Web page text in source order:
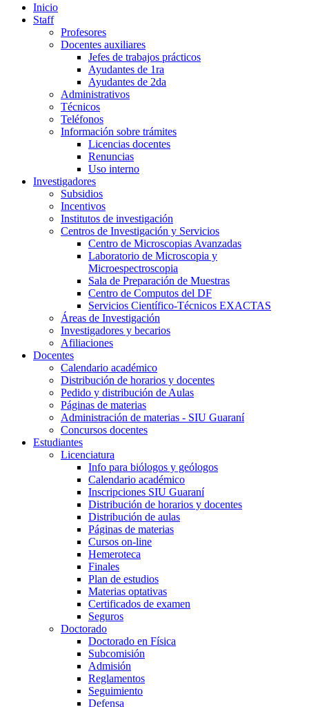
Inicio
Staff
Profesores
Docentes auxiliares
Jefes de trabajos prácticos
Ayudantes de 1ra
Ayudantes de 2da
Administrativos
Técnicos
Teléfonos
Información sobre trámites
Licencias docentes
Renuncias
Uso interno
Investigadores
Subsidios
Incentivos
Institutos de investigación
Centros de Investigación y Servicios
Centro de Microscopias Avanzadas
Laboratorio de Microscopia y
Microespectroscopia
Sala de Preparación de Muestras
Centro de Computos del DF
Servicios Científico-Técnicos EXACTAS
Áreas de Investigación
Investigadores y becarios
Afiliaciones
Docentes
Calendario académico
Distribución de horarios y docentes
Pedido y distribución de Aulas
Páginas de materias
Administración de materias - SIU Guaraní
Concursos docentes
Estudiantes
Licenciatura
Info para biólogos y geólogos
Calendario académico
Inscripciones SIU Guaraní
Distribución de horarios y docentes
Distribución de aulas
Páginas de materias
Cursos on-line
Hemeroteca
Finales
Plan de estudios
Materias optativas
Certificados de examen
Seguros
Doctorado
Doctorado en Física
Subcomisión
Admisión
Reglamentos
Seguimiento
Defensa